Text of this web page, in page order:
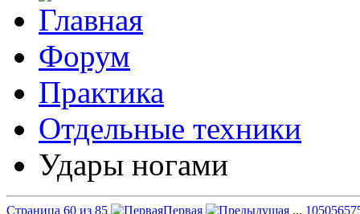
Форум
Практика
Отдельные техники
Удары ногами
Страница 60 из 85 Первая ... 10505657